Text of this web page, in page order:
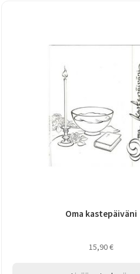
Oma kastepäiväni
15,90€